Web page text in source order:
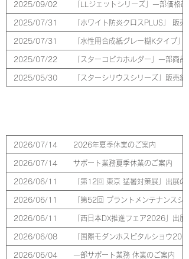
2025/09/02
「LLジェットシリーズ」一部価格
2025/07/31 「ホワイト防炎クロスPLUS」 販売
2025/07/31 「水性用合成紙グレー糊Kタイプ」
2025/07/22 「スターコピカホルダー」一部商品
2025/05/30 「スターシリウスシリーズ」販売終
2026/07/14 2026年夏季休業のご案内
2026/07/14 サポート業務夏季休業のご案内
2026/06/11 「第12回 東京 猛暑対策展」出展の
2026/06/11 「第52回 プラントメンテナンスシ
2026/06/11 「西日本DX推進フェア2026」出展
2026/06/08 「国際モダンホスピタルショウ
2026/06/04 一部サポート業務 休業のご案内